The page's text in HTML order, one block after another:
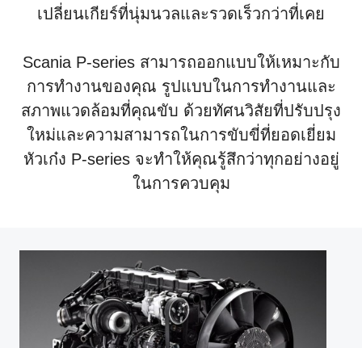
เปลี่ยนเกียร์ที่นุ่มนวลและรวดเร็วกว่าที่เคย
Scania P-series สามารถออกแบบให้เหมาะกับ
การทำงานของคุณ รูปแบบในการทำงานและ
สภาพแวดล้อมที่คุณขับ ด้วยทัศนวิสัยที่ปรับปรุง
ใหม่และความสามารถในการขับขี่ที่ยอดเยี่ยม
หัวเก๋ง P-series จะทำให้คุณรู้สึกว่าทุกอย่างอยู่
ในการควบคุม